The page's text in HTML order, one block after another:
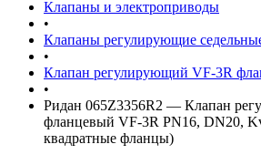
Клапаны и электроприводы
•
Клапаны регулирующие
•
Клапан регулирующий VF-3R
•
Ридан 065Z3356R2 — Клапан
фланцевый VF-3R PN16, DN20,
квадратные фланцы)